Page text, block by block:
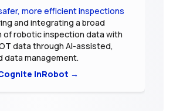
more efficient inspections
and integrating a broad
of robotic inspection data with
data through AI-assisted,
data management.
InRobot →